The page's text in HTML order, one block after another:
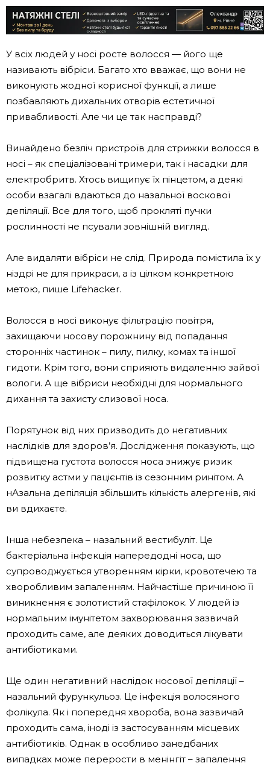
У всіх людей у ​​носі росте волосся — його ще
називають вібріси. Багато хто вважає, що вони не
виконують жодної корисної функції, а лише
позбавляють дихальних отворів естетичної
привабливості. Але чи це так насправді?
Винайдено безліч пристроїв для стрижки волосся в
носі – як спеціалізовані тримери, так і насадки для
електробритв. Хтось вищипує їх пінцетом, а деякі
особи взагалі вдаються до назальної воскової
депіляції. Все для того, щоб прокляті пучки
рослинності не псували зовнішній вигляд.
Але видаляти вібріси не слід. Природа помістила їх у
ніздрі не для прикраси, а із цілком конкретною
метою, пише Lifehacker.
Волосся в носі виконує фільтрацію повітря,
захищаючи носову порожнину від попадання
сторонніх частинок – пилу, пилку, комах та іншої
гидоти. Крім того, вони сприяють видаленню зайвої
вологи. А ще вібриси необхідні для нормального
дихання та захисту слизової носа.
Порятунок від них призводить до негативних
наслідків для здоров’я. Дослідження показують, що
підвищена густота волосся носа знижує ризик
розвитку астми у пацієнтів із сезонним ринітом. А
нАзальна депіляція збільшить кількість алергенів, які
ви вдихаєте.
Інша небезпека – назальний вестибуліт. Це
бактеріальна інфекція напередодні носа, що
супроводжується утворенням кірки, кровотечею та
хворобливим запаленням. Найчастіше причиною її
виникнення є золотистий стафілокок. У людей із
нормальним імунітетом захворювання зазвичай
проходить саме, але деяких доводиться лікувати
антибіотиками.
Ще один негативний наслідок носової депіляції –
назальний фурункульоз. Це інфекція волосяного
фолікула. Як і попередня хвороба, вона зазвичай
проходить сама, іноді із застосуванням місцевих
антибіотиків. Однак в особливо занедбаних
випадках може перерости в менінгіт – запалення